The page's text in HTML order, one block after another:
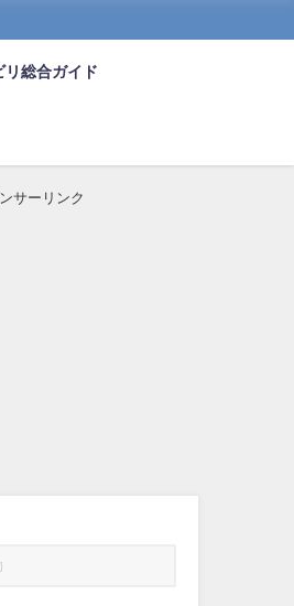
総合ガイド
サーリンク